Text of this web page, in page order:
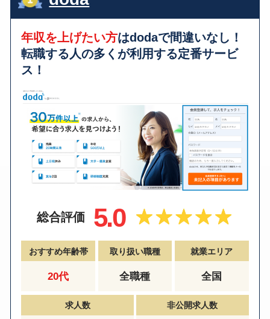
年収を上げたい方はdodaで間違いなし！
転職する人の多くが利用する定番サービ
ス！
総合評価 5.0
おすすめ年齢帯
20代
取り扱い職種
全職種
就業エリア
全国
求人数 非公開求人数